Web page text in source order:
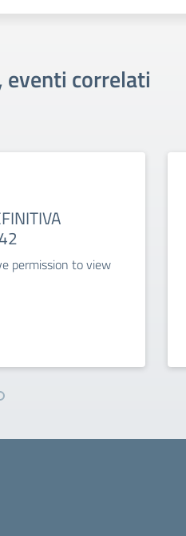
eventi correlati
permission to view